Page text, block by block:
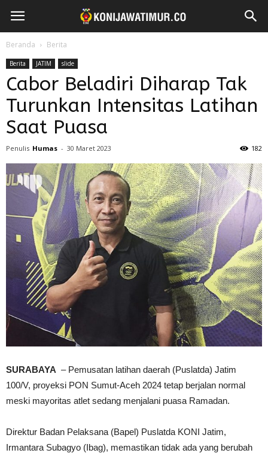
Beranda Berita
Berita JATIM slide
Cabor Beladiri Diharap Tak
Turunkan Intensitas Latihan
Saat Puasa
Penulis Humas - 30 Maret 2023 182
SURABAYA – Pemusatan latihan daerah (Puslatda) Jatim
100/V, proyeksi PON Sumut-Aceh 2024 tetap berjalan normal
meski mayoritas atlet sedang menjalani puasa Ramadan.
Direktur Badan Pelaksana (Bapel) Puslatda KONI Jatim,
Irmantara Subagyo (Ibag), memastikan tidak ada yang berubah